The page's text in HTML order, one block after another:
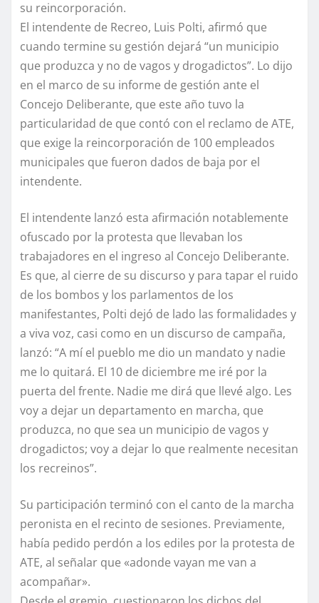
su reincorporación.
El intendente de Recreo, Luis Polti, afirmó que
cuando termine su gestión dejará “un municipio
que produzca y no de vagos y drogadictos”. Lo dijo
en el marco de su informe de gestión ante el
Concejo Deliberante, que este año tuvo la
particularidad de que contó con el reclamo de ATE,
que exige la reincorporación de 100 empleados
municipales que fueron dados de baja por el
intendente.
El intendente lanzó esta afirmación notablemente
ofuscado por la protesta que llevaban los
trabajadores en el ingreso al Concejo Deliberante.
Es que, al cierre de su discurso y para tapar el ruido
de los bombos y los parlamentos de los
manifestantes, Polti dejó de lado las formalidades y
a viva voz, casi como en un discurso de campaña,
lanzó: “A mí el pueblo me dio un mandato y nadie
me lo quitará. El 10 de diciembre me iré por la
puerta del frente. Nadie me dirá que llevé algo. Les
voy a dejar un departamento en marcha, que
produzca, no que sea un municipio de vagos y
drogadictos; voy a dejar lo que realmente necesitan
los recreinos”.
Su participación terminó con el canto de la marcha
peronista en el recinto de sesiones. Previamente,
había pedido perdón a los ediles por la protesta de
ATE, al señalar que «adonde vayan me van a
acompañar».